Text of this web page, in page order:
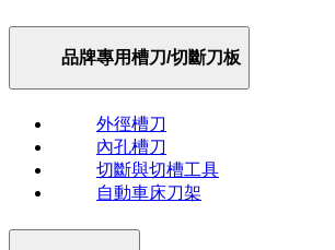
品牌專用槽刀/切斷刀板
外徑槽刀
內孔槽刀
切斷與切槽工具
自動車床刀架